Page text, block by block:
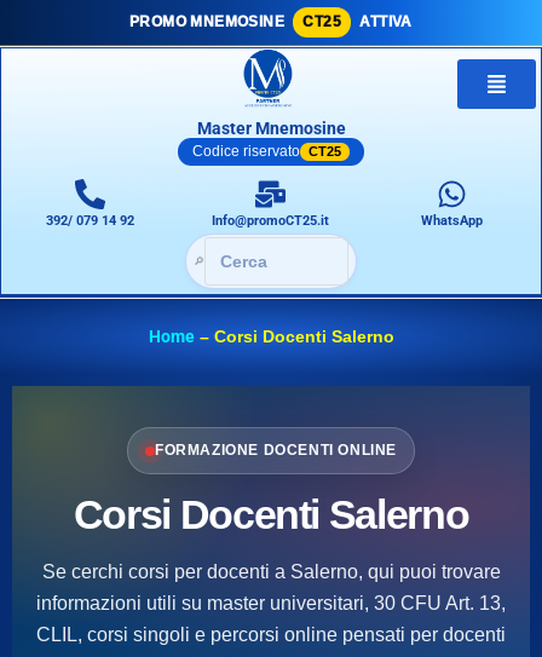
PROMO MNEMOSINE CT25 ATTIVA
Master Mnemosine
Codice riservato CT25
392/ 079 14 92 Info@promoCT25.it WhatsApp
🔎
Home– Corsi Docenti Salerno
FORMAZIONE DOCENTI ONLINE
Corsi Docenti Salerno
Se cerchi corsi per docenti a Salerno, qui puoi trovare
informazioni utili su master universitari, 30 CFU Art. 13,
CLIL, corsi singoli e percorsi online pensati per docenti